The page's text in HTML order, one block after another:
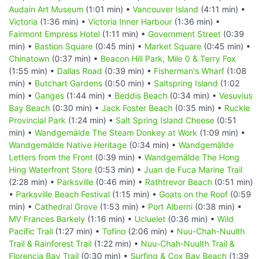
Audain Art Museum (1:01 min) • Vancouver Island (4:11 min) •
Victoria (1:36 min) • Victoria Inner Harbour (1:36 min) •
Fairmont Empress Hotel (1:11 min) • Government Street (0:39
min) • Bastion Square (0:45 min) • Market Square (0:45 min) •
Chinatown (0:37 min) • Beacon Hill Park, Mile 0 & Terry Fox
(1:55 min) • Dallas Road (0:39 min) • Fisherman's Wharf (1:08
min) • Butchart Gardens (0:50 min) • Saltspring Island (1:02
min) • Ganges (1:44 min) • Beddis Beach (0:34 min) • Vesuvius
Bay Beach (0:30 min) • Jack Foster Beach (0:35 min) • Ruckle
Provincial Park (1:24 min) • Salt Spring Island Cheese (0:51
min) • Wandgemälde The Steam Donkey at Work (1:09 min) •
Wandgemälde Native Heritage (0:34 min) • Wandgemälde
Letters from the Front (0:39 min) • Wandgemälde The Hong
Hing Waterfront Store (0:53 min) • Juan de Fuca Marine Trail
(2:28 min) • Parksville (0:46 min) • Rathtrevor Beach (0:51 min)
• Parksville Beach Festival (1:15 min) • Goats on the Roof (0:59
min) • Cathedral Grove (1:53 min) • Port Alberni (0:38 min) •
MV Frances Barkely (1:16 min) • Ucluelet (0:36 min) • Wild
Pacific Trail (1:27 min) • Tofino (2:06 min) • Nuu-Chah-Nuulth
Trail & Rainforest Trail (1:22 min) • Nuu-Chah-Nuulth Trail &
Florencia Bay Trail (0:30 min) • Surfing & Cox Bay Beach (1:39